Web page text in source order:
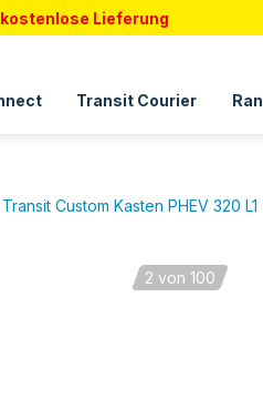
Lieferung
Transit Courier
Transit Custom Kasten PHEV 320
2 von 100